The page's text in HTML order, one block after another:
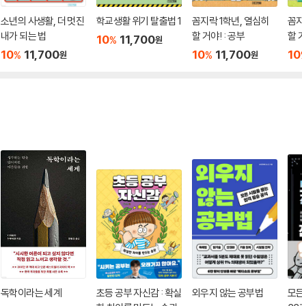
소년의 사생활, 더 멋진
내가 되는 법
10% 11,700원
학교생활 위기 탈출법 1
10% 11,700원
꼼지락 1학년, 열심히
할 거야! : 공부
10% 11,700원
꼼
할
10
독학이라는 세계
초등 공부 자신감 : 확실
외우지 않는 공부법
모